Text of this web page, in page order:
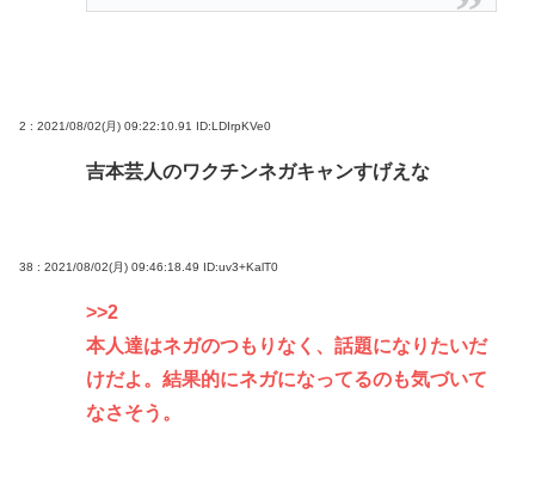
2 : 2021/08/02(月) 09:22:10.91 ID:LDIrpKVe0
吉本芸人のワクチンネガキャンすげえな
38 : 2021/08/02(月) 09:46:18.49 ID:uv3+KalT0
>>2
本人達はネガのつもりなく、話題になりたいだ
けだよ。結果的にネガになってるのも気づいて
なさそう。